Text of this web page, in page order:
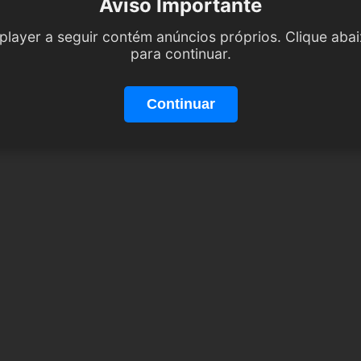
Aviso Importante
a seguir contém anúncios próprios. Clique
para continuar.
Continuar